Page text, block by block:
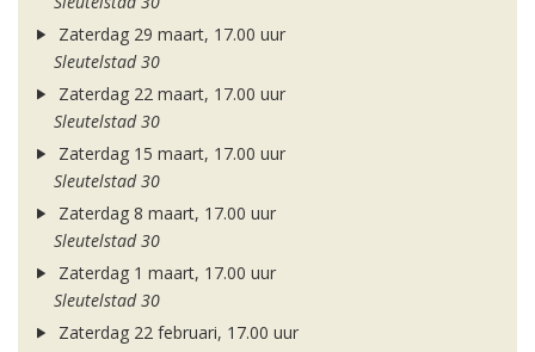
Zaterdag 29 maart, 17.00 uur
Sleutelstad 30
Zaterdag 22 maart, 17.00 uur
Sleutelstad 30
Zaterdag 15 maart, 17.00 uur
Sleutelstad 30
Zaterdag 8 maart, 17.00 uur
Sleutelstad 30
Zaterdag 1 maart, 17.00 uur
Sleutelstad 30
Zaterdag 22 februari, 17.00 uur